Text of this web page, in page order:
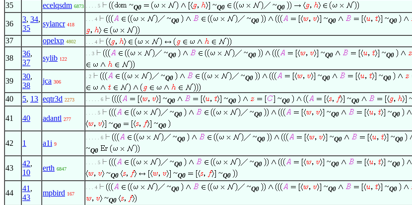
35 ecelqsdm 6873 . . . . 5 ~Q0 ~Q0 ~Q0
36
3, 34,
35
sylancr 418
. . . 4 ~Q0 ~Q0 ~Q0 ~Q0
37 opelxp 4802 . . . 4
38
36,
37
sylib 122
. . 3 ~Q0 ~Q0 ~Q0 ~Q0
39
30,
38
jca 306
. 2 ~Q0 ~Q0 ~Q0 ~Q0
40 5, 13 eqtr3d 2273 . . . . . 6 ~Q0 ~Q0 ~Q0 ~Q0
41 40 adantl 277
. . . . 5 ~Q0 ~Q0 ~Q0 ~Q0
~Q0 ~Q0
42 1 a1i 9
. . . . . 6 ~Q0 ~Q0 ~Q0 ~Q0
~Q0
43
42,
10
erth 6847
. . . . 5 ~Q0 ~Q0 ~Q0 ~Q0
~Q0 ~Q0 ~Q0
44
41 ,
43
mpbird 167
. . . 4 ~Q0 ~Q0 ~Q0 ~Q0
~Q0